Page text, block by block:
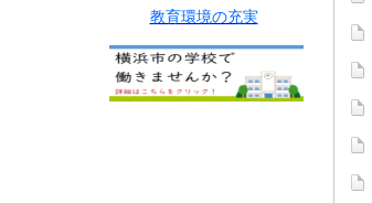
教育環境の充実